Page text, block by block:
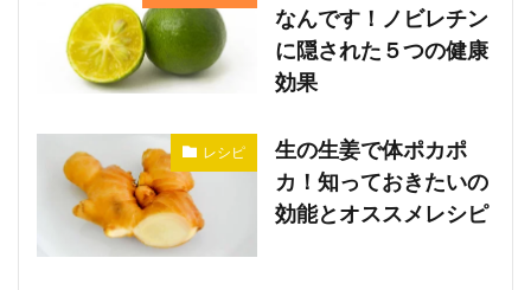
なんです！ノビレチン
に隠された５つの健康
効果
レシピ
生の生姜で体ポカポ
カ！知っておきたいの
効能とオススメレシピ